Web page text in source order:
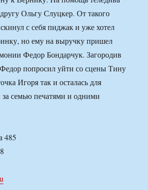
Ольгу Слуцкер. От такого
с себя пиджак и уже хотел
но ему на выручку пришел
Федор Бондарчук. Загородив
попросил уйти со сцены Тину
Игоря так и осталась для
за семью печатями и одними
485